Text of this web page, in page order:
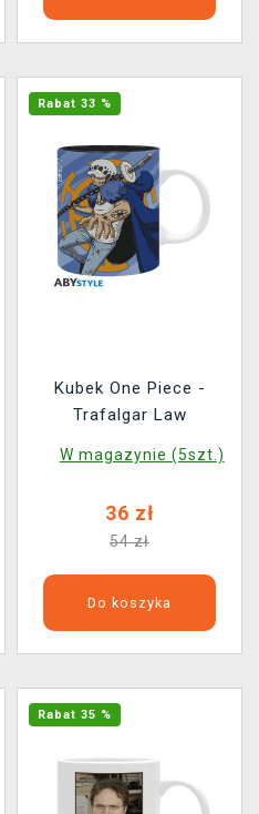
Rabat 33 %
Kubek One Piece -
Trafalgar Law
W magazynie (5szt.)
36 zł
54 zł
Do koszyka
Rabat 35 %